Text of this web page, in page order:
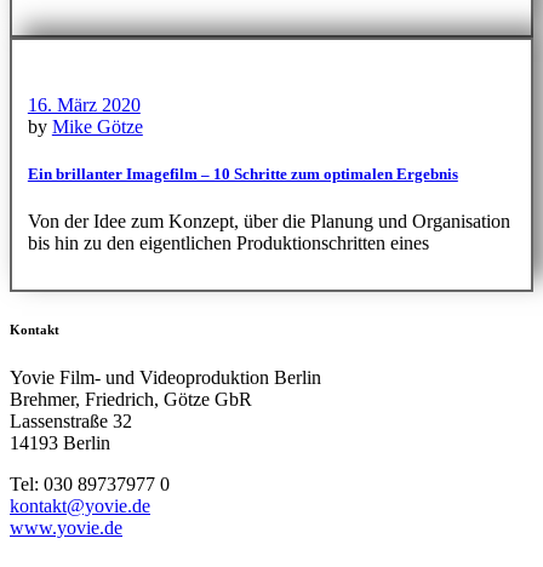
16. März 2020
by Mike Götze
Ein brillanter Imagefilm – 10 Schritte zum optimalen Ergebnis
Von der Idee zum Konzept, über die Planung und Organisation
bis hin zu den eigentlichen Produktionschritten eines
Kontakt
Yovie Film- und Videoproduktion Berlin
Brehmer, Friedrich, Götze GbR
Lassenstraße 32
14193 Berlin
Tel: 030 89737977 0
kontakt@yovie.de
www.yovie.de